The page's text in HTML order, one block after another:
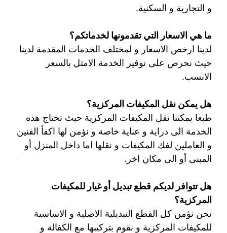
و التجارية و السكنية.
ما هي الاسعار التي تقدمونها لخدماتكم؟
لدينا ارخص الاسعار و لمختلف الخدمات المقدمة لدينا
حيث نحرص على توفير الخدمة الامثل بالسعر
الانسب.
هل يمكن نقل المكيفات المركزية؟
طبعا يمكننا نقل المكيفات المركزية حيث تحتاج هذه
الخدمة الى دراية و عناية خاصة و نؤمن لها اكفأ الفنين
و العاملين لفك المكيفات و نقلها اما داخل المنزل أو
المبنى أو الى مكان اخر.
هل تتوافر لديكم قطع تبديل أو غيار للمكيفات
المركزية؟
نحن نؤمن كل القطع التبديلية الاصلية و الاساسية
للمكيفات المركزية و نقوم بتركيبها مع الكفالة و